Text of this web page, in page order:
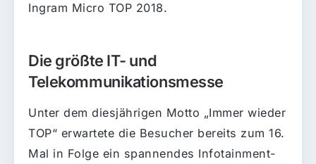
Ingram Micro TOP 2018.
Die größte IT- und
Telekommunikationsmesse
Unter dem diesjährigen Motto „Immer wieder
TOP“ erwartete die Besucher bereits zum 16.
Mal in Folge ein spannendes Infotainment-